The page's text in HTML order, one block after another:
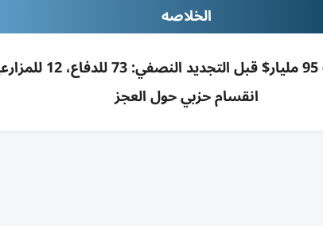
الخلاصه
انقسام حزبي حول العجز